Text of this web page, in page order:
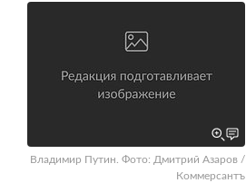
Владимир Путин. Фото: Дмитрий Азаров /
Коммерсантъ